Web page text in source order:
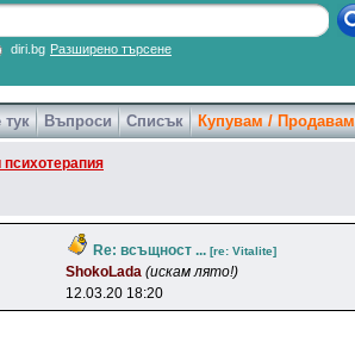
diri.bg Разширено търсене
тук Въпроси Списък Купувам / Продавам
психотерапия
Re: всъщност ... [re: Vitalite]
ShokoLada (искам лято!)
12.03.20 18:20